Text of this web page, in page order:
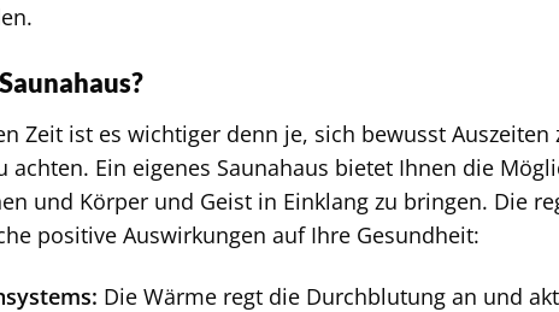
Zeit ist es wichtiger denn je, sich bewusst Auszeiten
achten. Ein eigenes Saunahaus bietet Ihnen die
und Körper und Geist in Einklang zu bringen. Die
positive Auswirkungen auf Ihre Gesundheit:
Die Wärme regt die Durchblutung an und